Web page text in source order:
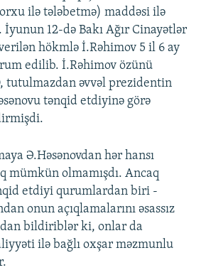
ilə tələbetmə) maddəsi ilə
İyunun 12-də Bakı Ağır Cinayətlər
hökmlə İ.Rəhimov 5 il 6 ay
edilib. İ.Rəhimov özünü
tutulmazdan əvvəl prezidentin
tənqid etdiyinə görə
Ə.Həsənovdan hər hansı
mümkün olmamışdı. Ancaq
etdiyi qurumlardan biri -
onun açıqlamalarını əsassız
bildiriblər ki, onlar da
ilə bağlı oxşar məzmunlu